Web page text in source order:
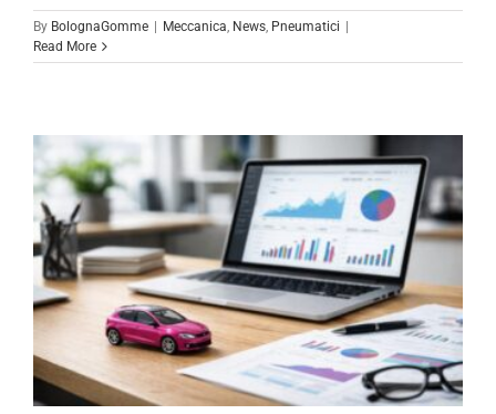
By BolognaGomme Meccanica, News, Pneumatici
Read More